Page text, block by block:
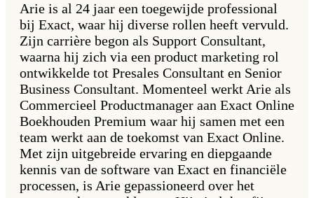
Arie is al 24 jaar een toegewijde professional
bij Exact, waar hij diverse rollen heeft vervuld.
Zijn carrière begon als Support Consultant,
waarna hij zich via een product marketing rol
ontwikkelde tot Presales Consultant en Senior
Business Consultant. Momenteel werkt Arie als
Commercieel Productmanager aan Exact Online
Boekhouden Premium waar hij samen met een
team werkt aan de toekomst van Exact Online.
Met zijn uitgebreide ervaring en diepgaande
kennis van de software van Exact en financiële
processen, is Arie gepassioneerd over het